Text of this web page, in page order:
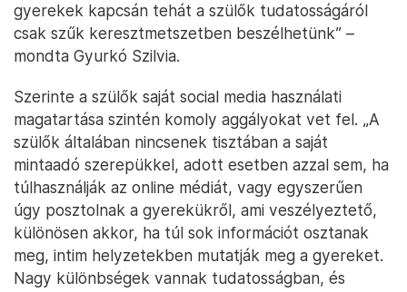
gyerekek kapcsán tehát a szülők tudatosságáról
csak szűk keresztmetszetben beszélhetünk” –
mondta Gyurkó Szilvia.
Szerinte a szülők saját social media használati
magatartása szintén komoly aggályokat vet fel. „A
szülők általában nincsenek tisztában a saját
mintaadó szerepükkel, adott esetben azzal sem, ha
túlhasználják az online médiát, vagy egyszerűen
úgy posztolnak a gyerekükről, ami veszélyeztető,
különösen akkor, ha túl sok információt osztanak
meg, intim helyzetekben mutatják meg a gyereket.
Nagy különbségek vannak tudatosságban, és